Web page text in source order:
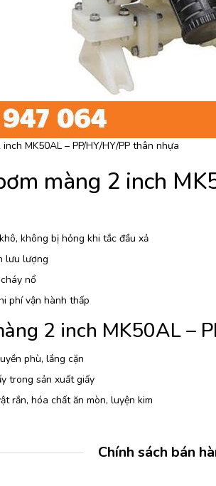
MK50AL – PP/HY/HY/PP thân nhựa
màng 2 inch
không bị hỏng khi tắc đầu xả
lưu lượng
nổ
phí vận hành thấp
2 inch MK50AL –
phù, lắng cặn
trong sản xuất giấy
rắn, hóa chất ăn mòn, luyện kim
Chính sách bán